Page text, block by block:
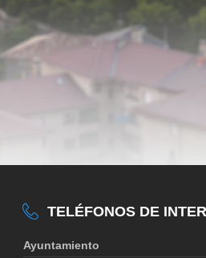
TELÉFONOS DE
Ayuntamiento